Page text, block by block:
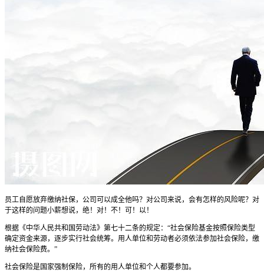
员工自愿放弃缴纳社保，公司可以成全他吗？对公司来说，会有怎样的风险呢？对
于这样的问题小薪想说，绝！对！不！可！以！
根据《中华人民共和国劳动法》第七十二条的规定：“社会保险基金按照保险类型
确定资金来源，逐步实行社会统筹。用人单位和劳动者必须依法参加社会保险，缴
纳社会保险费。”
社会保险是国家强制保险，所有的用人单位和个人都要参加。